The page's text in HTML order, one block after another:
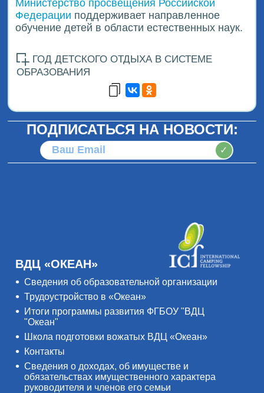
Министерство просвещения Российской
Федерации поддерживает направленное
обучение детей в области естественных наук.
ГОД ДЕТСКОГО ОТДЫХА В СИСТЕМЕ
ОБРАЗОВАНИЯ
ПОДПИСАТЬСЯ НА НОВОСТИ:
✓
ВДЦ «ОКЕАН»
Сведения об образовательной организации
Трудоустройство в «Океан»
Итоги программы развития ФГБОУ "ВДЦ
"Океан"
Школа подготовки вожатых ВДЦ «Океан»
Контакты
Сведения о доходах, об имуществе и
обязательствах имущественного характера
руководителя и членов его семьи